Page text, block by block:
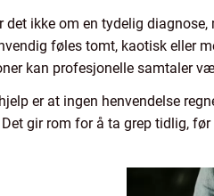
det ikke om en tydelig
føles tomt, kaotisk eller
kan profesjonelle samtaler
er at ingen henvendelse
gir rom for å ta grep tidlig,